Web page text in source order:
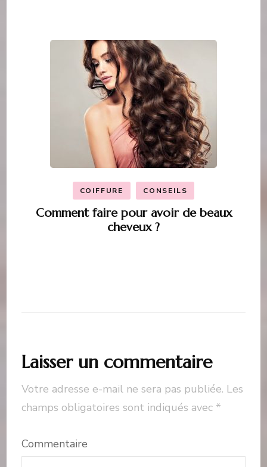
COIFFURE CONSEILS
Comment faire pour avoir de beaux
cheveux ?
Laisser un commentaire
Votre adresse e-mail ne sera pas publiée. Les
champs obligatoires sont indiqués avec *
Commentaire